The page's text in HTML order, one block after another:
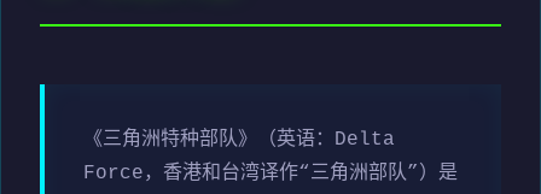
《三角洲特种部队》（英语：Delta
Force，香港和台湾译作“三角洲部队”）是